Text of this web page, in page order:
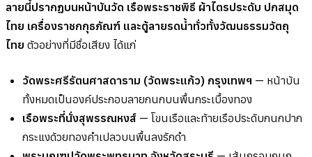
ลายนี้ปรากฏบนหน้าบันวัด เรือพระราชพิธี ผ้าไตรประดับ ปกสมุด
ไทย เครื่องราชกกุธภัณฑ์ และตู้ลายรดน้ำทั่วทั้งวัฒนธรรมวัตถุ
ไทย ตัวอย่างที่มีชื่อเสียง ได้แก่
วัดพระศรีรัตนศาสดาราม (วัดพระแก้ว) กรุงเทพฯ — หน้าบัน
ทั้งหมดเป็นองค์ประกอบลายกนกบนพื้นกระเบื้องทอง
เรือพระที่นั่งสุพรรณหงส์ — โขนเรือและท้ายเรือประดับกนกปาก
กระแงด้วยทองคำเปลวบนพื้นลงรักดำ